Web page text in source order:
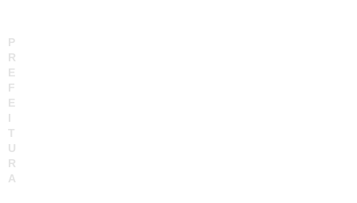
P
R
E
F
E
I
T
U
R
A